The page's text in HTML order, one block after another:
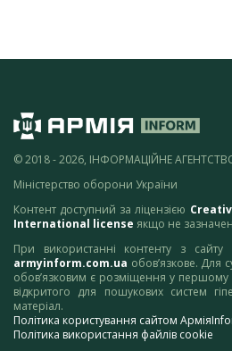
© 2018 - 2026, ІНФОРМАЦІЙНЕ
Міністерство оборони України
Контент доступний за ліцензією
International license якщо не
При використанні контенту з
armyinform.com.ua обов’язкове. Для
обов’язковим є розміщення у першому
відкритого для пошукових систем
матеріал.
Політика користування сайтом
Політика використання файлів cookie